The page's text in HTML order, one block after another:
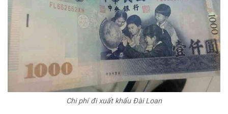
Chi phí đi xuất khẩu Đài Loan